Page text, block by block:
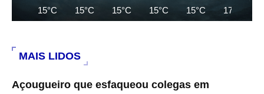
15°C 15°C 15°C 15°C 15°C 17°C
MAIS LIDOS
Açougueiro que esfaqueou colegas em